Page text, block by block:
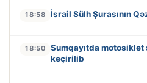
18:58 İsrail Sülh Şurasının
18:50
Sumqayıtda
keçirilib